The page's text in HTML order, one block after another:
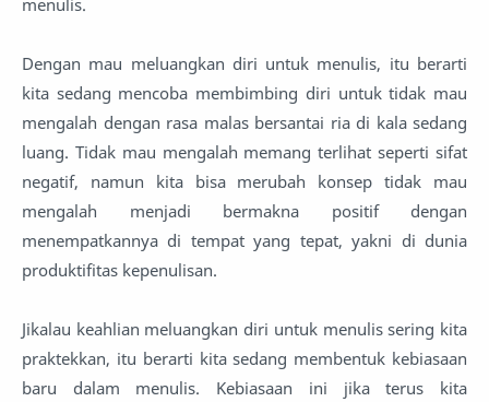
menulis.
Dengan mau meluangkan diri untuk menulis, itu berarti
kita sedang mencoba membimbing diri untuk tidak mau
mengalah dengan rasa malas bersantai ria di kala sedang
luang. Tidak mau mengalah memang terlihat seperti sifat
negatif, namun kita bisa merubah konsep tidak mau
mengalah menjadi bermakna positif dengan
menempatkannya di tempat yang tepat, yakni di dunia
produktifitas kepenulisan.
Jikalau keahlian meluangkan diri untuk menulis sering kita
praktekkan, itu berarti kita sedang membentuk kebiasaan
baru dalam menulis. Kebiasaan ini jika terus kita